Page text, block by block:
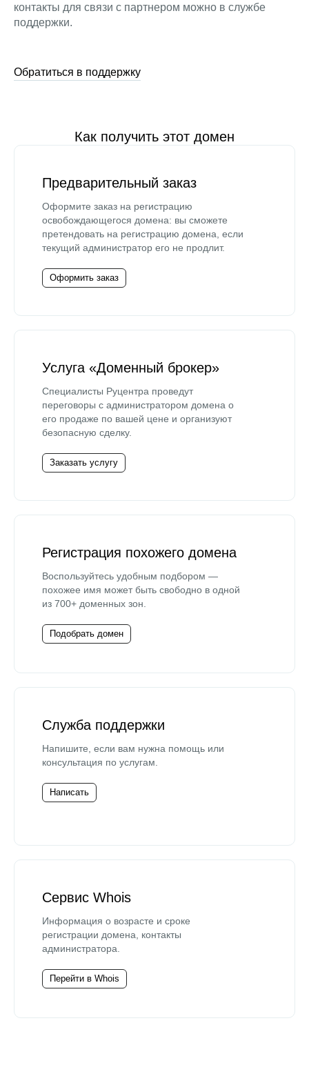
контакты для связи с партнером можно в службе
поддержки.
Обратиться в поддержку
Как получить этот домен
Предварительный заказ
Оформите заказ на регистрацию
освобождающегося домена: вы сможете
претендовать на регистрацию домена, если
текущий администратор его не продлит.
Оформить заказ
Услуга «Доменный брокер»
Специалисты Руцентра проведут
переговоры с администратором домена о
его продаже по вашей цене и организуют
безопасную сделку.
Заказать услугу
Регистрация похожего домена
Воспользуйтесь удобным подбором —
похожее имя может быть свободно в одной
из 700+ доменных зон.
Подобрать домен
Служба поддержки
Напишите, если вам нужна помощь или
консультация по услугам.
Написать
Сервис Whois
Информация о возрасте и сроке
регистрации домена, контакты
администратора.
Перейти в Whois